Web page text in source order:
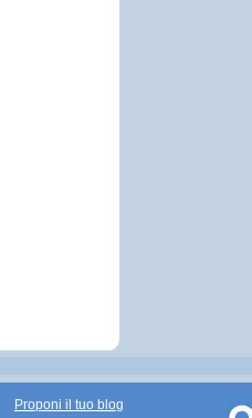
Proponi il tuo blog